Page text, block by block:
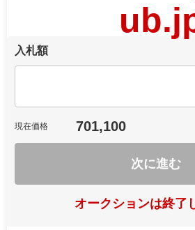
入札額
現在価格 701,100
次に進む
オークションは終了